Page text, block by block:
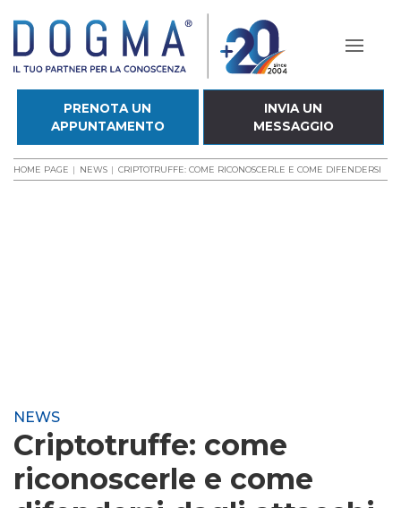
PRENOTA UN
APPUNTAMENTO
INVIA UN
MESSAGGIO
HOME PAGE NEWS CRIPTOTRUFFE: COME RICONOSCERLE E COME DIFENDERSI
NEWS
Criptotruffe: come
riconoscerle e come